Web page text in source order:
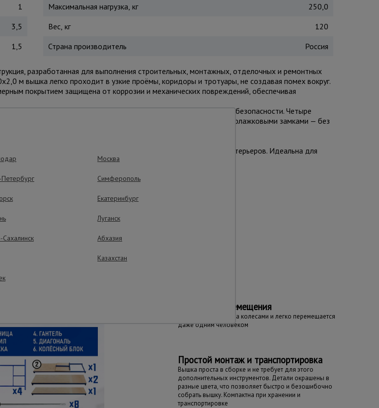
1
3,5
1,5
Максимальная нагрузка, кг
250,0
Вес, кг
120
Страна производитель
Россия
разработанная для выполнения строительных, монтажных, отделочных и ремонтных
м вышка легко проходит в узкие проёмы, коридоры и тротуары, не создавая помех вокруг.
покрытием защищена от коррозии и механических повреждений, обеспечивая
поверхностях и надёжными ограждениями для максимальной безопасности. Четыре
осуществляется по принципу «труба в трубу» с фиксацией флажковыми замками — без
комфортную работу с инструментами и материалами.
вентиляции, освещения, рекламы, отделке фасадов и интерьеров. Идеальна для
и узких проходах.
– эффективная работа
Простота перемещения
Вышка оборудована колесами и легко перемещается
даже одним человеком
Простой монтаж и транспортировка
Вышка проста в сборке и не требует для этого
дополнительных инструментов. Детали окрашены в
разные цвета, что позволяет быстро и безошибочно
собрать вышку. Компактна при хранении и
транспортировке
Москва
Петербург Симферополь
Екатеринбург
Луганск
Абхазия
Казахстан